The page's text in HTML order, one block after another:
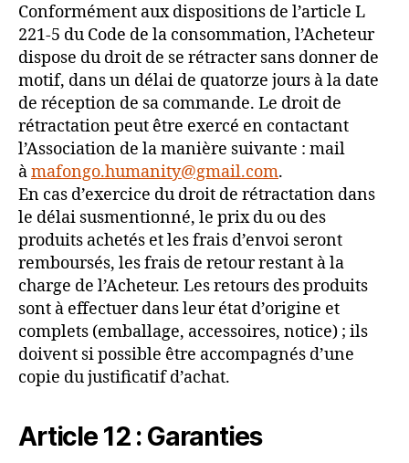
Conformément aux dispositions de l’article L
221-5 du Code de la consommation, l’Acheteur
dispose du droit de se rétracter sans donner de
motif, dans un délai de quatorze jours à la date
de réception de sa commande. Le droit de
rétractation peut être exercé en contactant
l’Association de la manière suivante : mail
àmafongo.humanity@gmail.com.
En cas d’exercice du droit de rétractation dans
le délai susmentionné, le prix du ou des
produits achetés et les frais d’envoi seront
remboursés, les frais de retour restant à la
charge de l’Acheteur. Les retours des produits
sont à effectuer dans leur état d’origine et
complets (emballage, accessoires, notice) ; ils
doivent si possible être accompagnés d’une
copie du justificatif d’achat.
Article 12 : Garanties